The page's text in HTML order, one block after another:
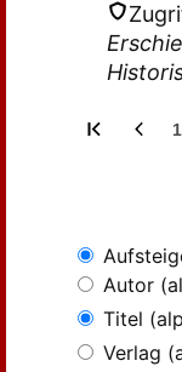
1
Autor
Titel
Verlag